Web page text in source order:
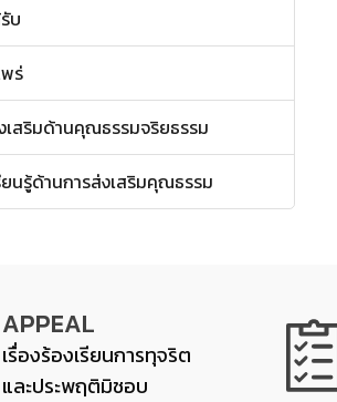
บ
ร่
เสริมด้านคุณธรรมจริยธรรม
นรู้ด้านการส่งเสริมคุณธรรม
APPEAL
เรื่องร้องเรียนการทุจริต
และประพฤติมิชอบ